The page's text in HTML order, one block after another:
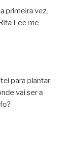
primeira vez,
Lee me
para plantar
vai ser a